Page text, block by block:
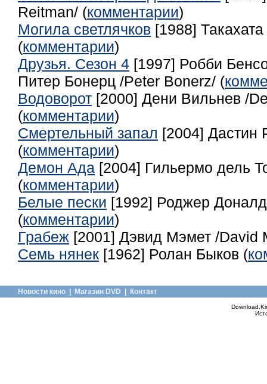
Reitman/ (комментарии)
Могила светлячков [1988]
(комментарии)
Друзья. Сезон 4 [1997] Робби
Питер Бонерц /Peter Bonerz/ (
Водоворот [2000] Дени Вильнев /
(комментарии)
Смертельный запал [2004] Дастин
(комментарии)
Демон Ада [2004] Гильермо дель
(комментарии)
Белые пески [1992] Роджер
(комментарии)
Грабеж [2001] Дэвид Мэмет /David
Семь нянек [1962] Ролан Быков (
Новости кино Магазин DVD Контакт